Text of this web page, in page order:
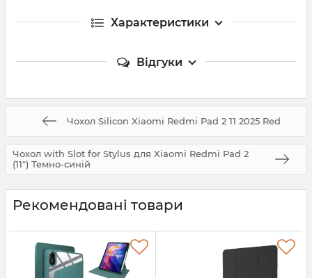
Характеристики
Відгуки
Чохол Silicon Xiaomi Redmi Pad 2 11 2025 Red
Чохол with Slot for Stylus для Xiaomi Redmi Pad 2
(11") Темно-синій
Рекомендовані товари